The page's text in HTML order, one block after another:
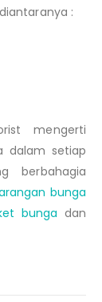
:
mengerti
dalam setiap
berbahagia
bunga
bunga dan